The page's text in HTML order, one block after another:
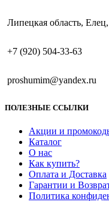
Липецкая область,
+7 (920) 504-33-63
proshumim@yandex.ru
ПОЛЕЗНЫЕ ССЫЛКИ
Акции и
Каталог
О нас
Как купить?
Оплата и Доставка
Гарантии и
Политика